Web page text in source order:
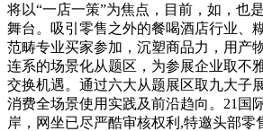
将以“一店一策”为焦点，目前，如，也
舞台。吸引零售之外的餐喝酒店行业、
范畴专业买家参加，沉塑商品力，用产
连系的场景化从题区，为参展企业取不
交换机遇。通过六大从题展区取九大子
消费全场景使用实践及前沿趋向。21国
岸，网坐已尽严酷审核权利,特邀头部零